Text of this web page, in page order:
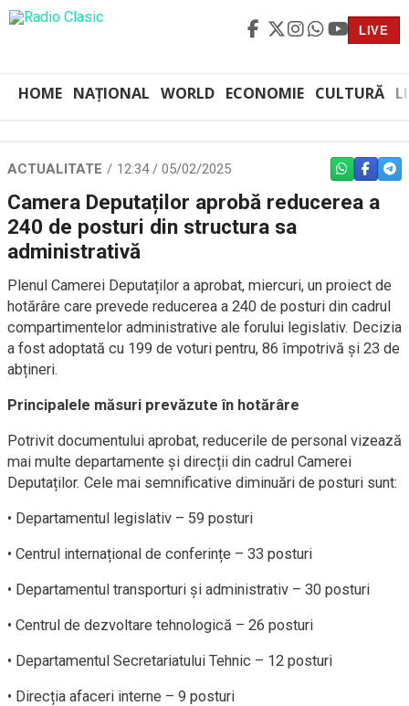
LIVE
HOME NAȚIONAL WORLD ECONOMIE CULTURĂ
ACTUALITATE 12:34 / 05/02/2025 WHATSAPP
Camera Deputaților aprobă reducerea a
240 de posturi din structura sa
administrativă
Plenul Camerei Deputaților a aprobat, miercuri, un proiect de
hotărâre care prevede reducerea a 240 de posturi din cadrul
compartimentelor administrative ale forului legislativ. Decizia
a fost adoptată cu 199 de voturi pentru, 86 împotrivă și 23 de
abțineri.
Principalele măsuri prevăzute în hotărâre
Potrivit documentului aprobat, reducerile de personal vizează
mai multe departamente și direcții din cadrul Camerei
Deputaților. Cele mai semnificative diminuări de posturi sunt:
• Departamentul legislativ – 59 posturi
• Centrul internațional de conferințe – 33 posturi
• Departamentul transporturi și administrativ – 30 posturi
• Centrul de dezvoltare tehnologică – 26 posturi
• Departamentul Secretariatului Tehnic – 12 posturi
• Direcția afaceri interne – 9 posturi